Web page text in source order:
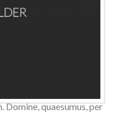
Domine, quaesumus, per